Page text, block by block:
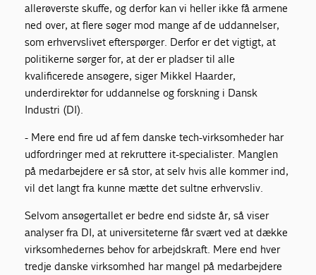
allerøverste skuffe, og derfor kan vi heller ikke få armene
ned over, at flere søger mod mange af de uddannelser,
som erhvervslivet efterspørger. Derfor er det vigtigt, at
politikerne sørger for, at der er pladser til alle
kvalificerede ansøgere, siger Mikkel Haarder,
underdirektør for uddannelse og forskning i Dansk
Industri (DI).
- Mere end fire ud af fem danske tech-virksomheder har
udfordringer med at rekruttere it-specialister. Manglen
på medarbejdere er så stor, at selv hvis alle kommer ind,
vil det langt fra kunne mætte det sultne erhvervsliv.
Selvom ansøgertallet er bedre end sidste år, så viser
analyser fra DI, at universiteterne får svært ved at dække
virksomhedernes behov for arbejdskraft. Mere end hver
tredje danske virksomhed har mangel på medarbejdere